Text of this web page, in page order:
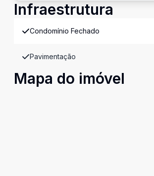
Infraestrutura
Condomínio Fechado
Pavimentação
Mapa do imóvel